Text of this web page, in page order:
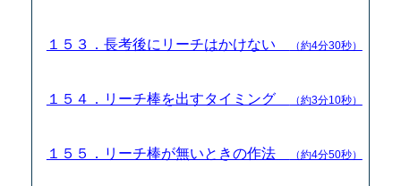
１５３．長考後にリーチはかけない （約4分30秒）
１５４．リーチ棒を出すタイミング （約3分10秒）
１５５．リーチ棒が無いときの作法 （約4分50秒）